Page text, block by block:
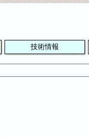
技術情報